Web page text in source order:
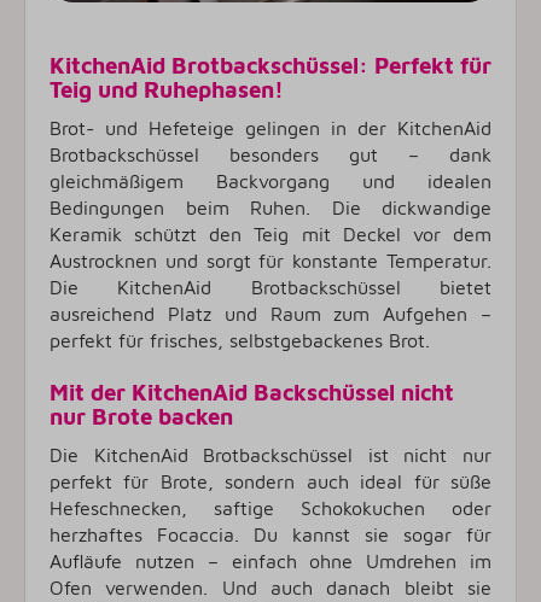
KitchenAid Brotbackschüssel: Perfekt für
Teig und Ruhephasen!
Brot- und Hefeteige gelingen in der KitchenAid
Brotbackschüssel besonders gut – dank
gleichmäßigem Backvorgang und idealen
Bedingungen beim Ruhen. Die dickwandige
Keramik schützt den Teig mit Deckel vor dem
Austrocknen und sorgt für konstante Temperatur.
Die KitchenAid Brotbackschüssel bietet
ausreichend Platz und Raum zum Aufgehen –
perfekt für frisches, selbstgebackenes Brot.
Mit der KitchenAid Backschüssel nicht
nur Brote backen
Die KitchenAid Brotbackschüssel ist nicht nur
perfekt für Brote, sondern auch ideal für süße
Hefeschnecken, saftige Schokokuchen oder
herzhaftes Focaccia. Du kannst sie sogar für
Aufläufe nutzen – einfach ohne Umdrehen im
Ofen verwenden. Und auch danach bleibt sie